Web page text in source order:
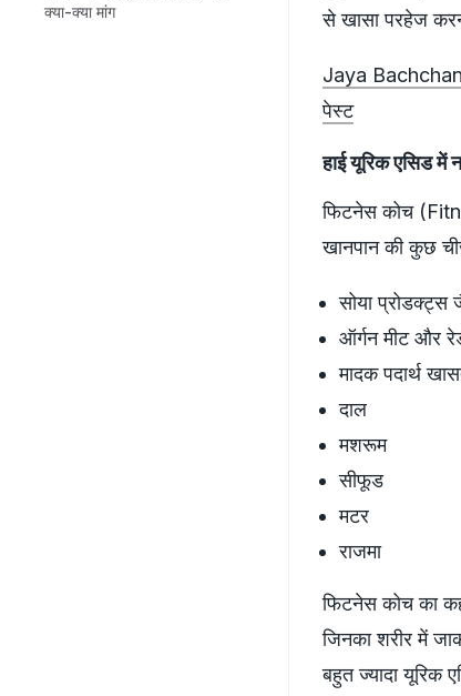
से खासा परहेज
Jaya Bachchan
पेस्ट
हाई यूरिक एसिड
फिटनेस कोच
खानपान की कुछ
सोया प्रोडक्ट्स
ऑर्गन मीट और
मादक पदार्थ
दाल
मशरूम
सीफूड
मटर
राजमा
फिटनेस कोच का
जिनका शरीर में
बहुत ज्यादा यूरिक
क्या-क्या मांग